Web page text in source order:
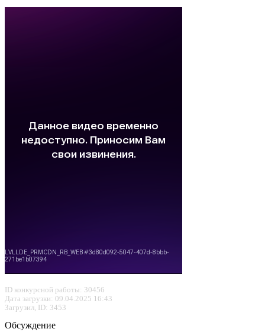
ID конкурсной работы: 30456
Дата загрузки: 09.04.2025 16:43
Загрузил, ID: 3453
Обсуждение